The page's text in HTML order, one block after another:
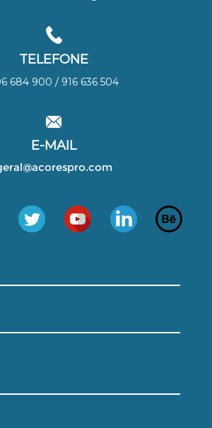
TELEFONE
684 900 / 916 636 504
E-MAIL